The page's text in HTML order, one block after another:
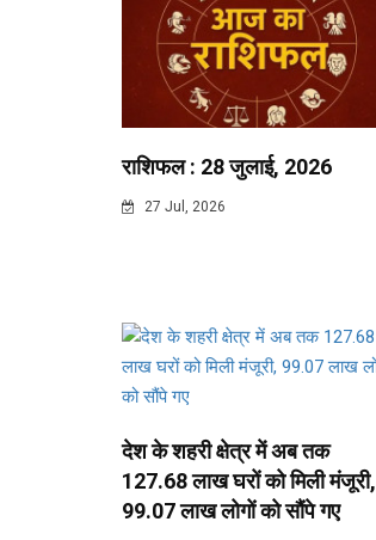
राशिफल : 28 जुलाई, 2026
27 Jul, 2026
देश के शहरी क्षेत्र में अब तक
127.68 लाख घरों को मिली मंजूरी,
99.07 लाख लोगों को सौंपे गए